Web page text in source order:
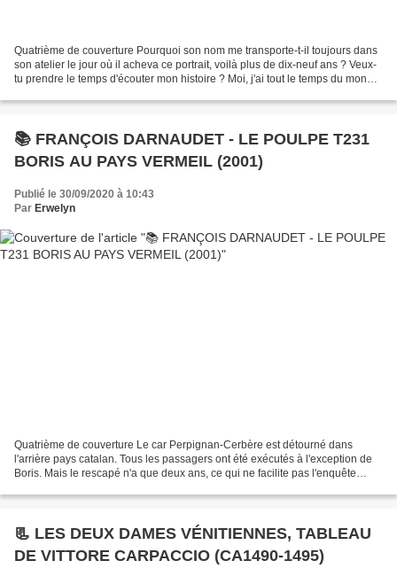
Quatrième de couverture Pourquoi son nom me transporte-t-il toujours dans
son atelier le jour où il acheva ce portrait, voilà plus de dix-neuf ans ? Veux-
tu prendre le temps d'écouter mon histoire ? Moi, j'ai tout le temps du monde.
📚 FRANÇOIS DARNAUDET - LE POULPE T231
BORIS AU PAYS VERMEIL (2001)
Publié le 30/09/2020 à 10:43
Par Erwelyn
Quatrième de couverture Le car Perpignan-Cerbère est détourné dans
l'arrière pays catalan. Tous les passagers ont été exécutés à l'exception de
Boris. Mais le rescapé n'a que deux ans, ce qui ne facilite pas l'enquête
📃 LES DEUX DAMES VÉNITIENNES, TABLEAU
DE VITTORE CARPACCIO (CA1490-1495)